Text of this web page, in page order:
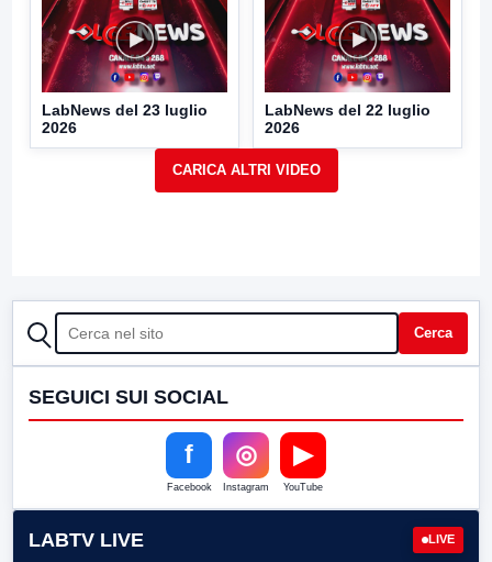
LabNews del 23 luglio
2026
LabNews del 22 luglio
2026
CERCA Cerca
SEGUICI SUI SOCIAL
f
Facebook
◎
Instagram
▶
YouTube
LABTV LIVE LIVE